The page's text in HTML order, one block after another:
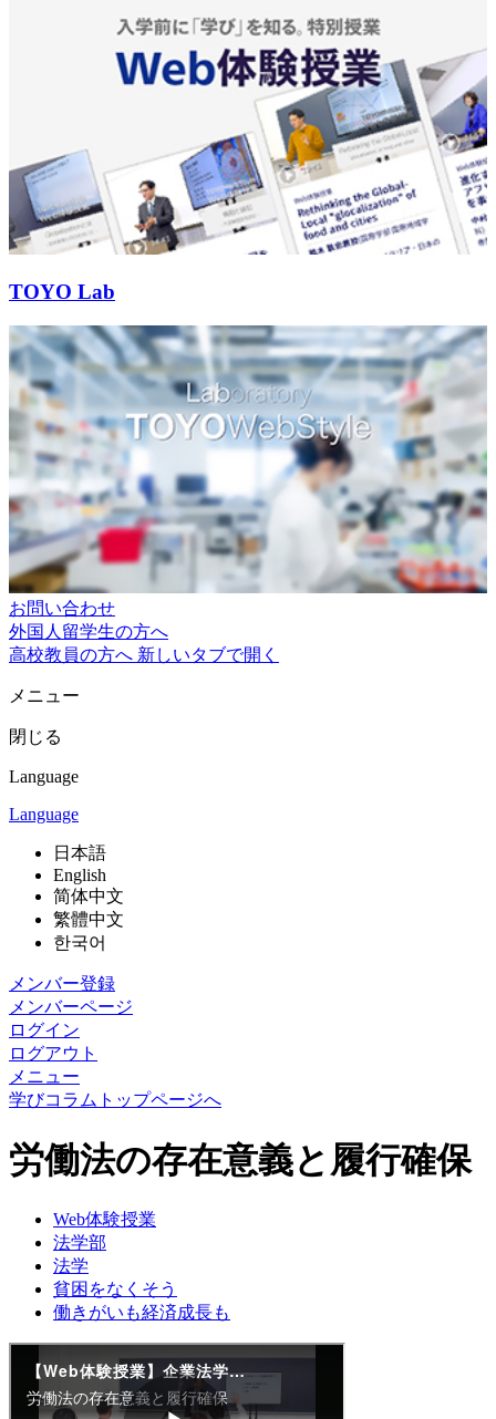
TOYO Lab
お問い合わせ
外国人留学生の方へ
高校教員の方へ 新しいタブで開く
メニュー
閉じる
Language
Language
日本語
English
简体中文
繁體中文
한국어
メンバー登録
メンバーページ
ログイン
ログアウト
メニュー
学びコラムトップページへ
労働法の存在意義と履行確保
Web体験授業
法学部
法学
貧困をなくそう
働きがいも経済成長も